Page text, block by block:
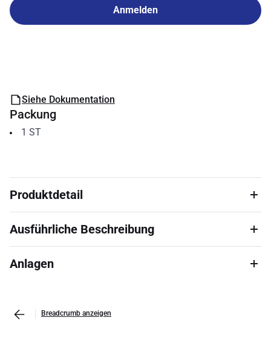
Anmelden
Siehe Dokumentation
Packung
1 ST
Produktdetail
Ausführliche Beschreibung
Anlagen
Breadcrumb anzeigen